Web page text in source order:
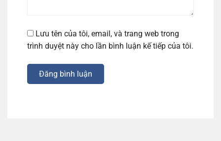
Lưu tên của tôi, email, và trang web trong
trình duyệt này cho lần bình luận kế tiếp của tôi.
Đăng bình luận